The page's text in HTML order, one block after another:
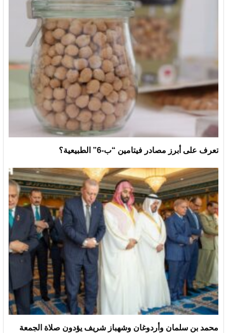
تعرف على أبرز مصادر فيتامين “ب-6” الطبيعية؟
محمد بن سلمان وأردوغان وشهباز شريف يؤدون صلاة الجمعة